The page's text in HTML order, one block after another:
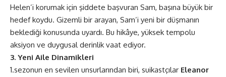
Helen’i korumak için şiddete başvuran Sam, başına büyük bir
hedef koydu. Gizemli bir arayan, Sam’i yeni bir düşmanın
beklediği konusunda uyardı. Bu hikâye, yüksek tempolu
aksiyon ve duygusal derinlik vaat ediyor​​.
3. Yeni Aile Dinamikleri
1.sezonun en sevilen unsurlarından biri, suikastçılar Eleanor